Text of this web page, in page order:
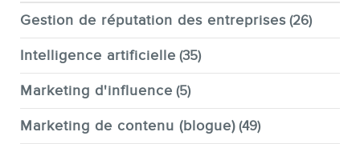
Gestion de réputation des entreprises (26)
Intelligence artificielle (35)
Marketing d'influence (5)
Marketing de contenu (blogue) (49)